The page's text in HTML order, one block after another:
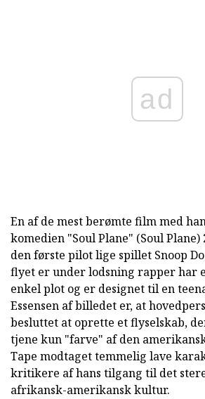
ad
En af de mest berømte film med
komedien "Soul Plane" (Soul
den første pilot lige spillet Snoop
flyet er under lodsning rapper har
enkel plot og er designet til en
Essensen af billedet er, at
besluttet at oprette et flyselskab,
tjene kun "farve" af den
Tape modtaget temmelig lave
kritikere af hans tilgang til det
afrikansk-amerikansk kultur.